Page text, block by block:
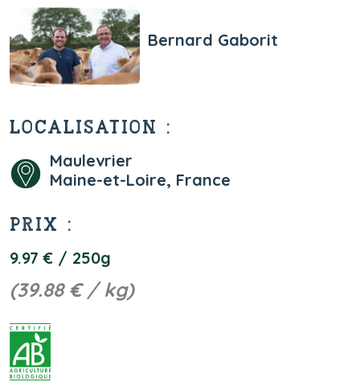
Bernard Gaborit
LOCALISATION :
Maulevrier
Maine-et-Loire, France
PRIX :
9.97 € / 250g
(39.88 € / kg)